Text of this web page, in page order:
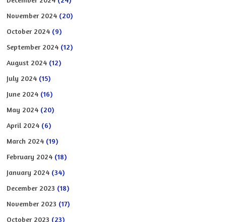
November 2024 (20)
October 2024 (9)
September 2024 (12)
August 2024 (12)
July 2024 (15)
June 2024 (16)
May 2024 (20)
April 2024 (6)
March 2024 (19)
February 2024 (18)
January 2024 (34)
December 2023 (18)
November 2023 (17)
October 2023 (23)